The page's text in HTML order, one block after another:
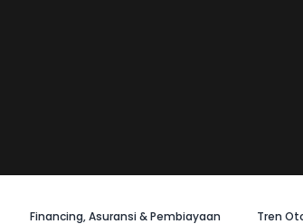
Financing, Asuransi & Pembiayaan Tren